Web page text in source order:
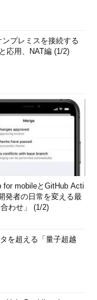
プレミスを接続する
応用、NAT編 (1/2)
for mobileとGitHub Acti
発者の日常を変える最
わせ」 (1/2)
を超える「量子超越